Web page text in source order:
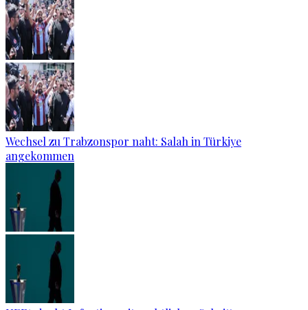
Wechsel zu Trabzonspor naht: Salah in Türkiye
angekommen